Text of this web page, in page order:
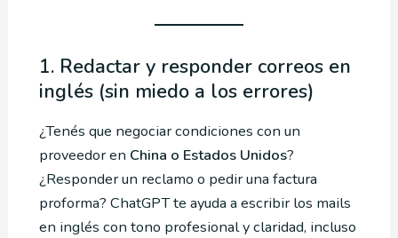
1. Redactar y responder correos en
inglés (sin miedo a los errores)
¿Tenés que negociar condiciones con un
proveedor en China o Estados Unidos?
¿Responder un reclamo o pedir una factura
proforma? ChatGPT te ayuda a escribir los mails
en inglés con tono profesional y claridad, incluso